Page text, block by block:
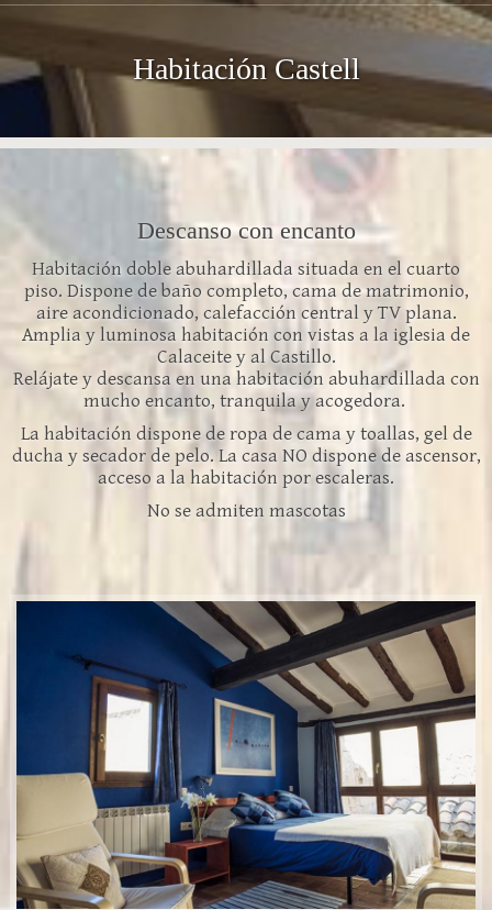
Habitación Castell
Descanso con encanto
Habitación doble abuhardillada situada en el cuarto
piso. Dispone de baño completo, cama de matrimonio,
aire acondicionado, calefacción central y TV plana.
Amplia y luminosa habitación con vistas a la iglesia de
Calaceite y al Castillo.
Relájate y descansa en una habitación abuhardillada con
mucho encanto, tranquila y acogedora.
La habitación dispone de ropa de cama y toallas, gel de
ducha y secador de pelo. La casa NO dispone de ascensor,
acceso a la habitación por escaleras.
No se admiten mascotas